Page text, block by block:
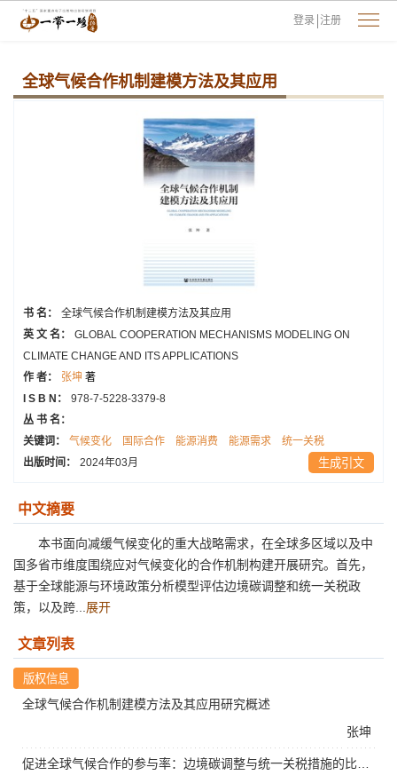
登录 注册
全球气候合作机制建模方法及其应用
书 名：
全球气候合作机制建模方法及其应用
英 文 名：
GLOBAL COOPERATION MECHANISMS MODELING ON
CLIMATE CHANGE AND ITS APPLICATIONS
作 者：
张坤 著
I S B N：
978-7-5228-3379-8
丛 书 名：
关键词：
气候变化 国际合作 能源消费 能源需求
统一关税
出版时间：
2024年03月 生成引文
中文摘要
本书面向减缓气候变化的重大战略需求，在全球多区域以及中
国多省市维度围绕应对气候变化的合作机制构建开展研究。首先，
基于全球能源与环境政策分析模型评估边境碳调整和统一关税政
策，以及跨... 展开
文章列表
张坤
全球气候合作机制建模方法及其应用研究概述